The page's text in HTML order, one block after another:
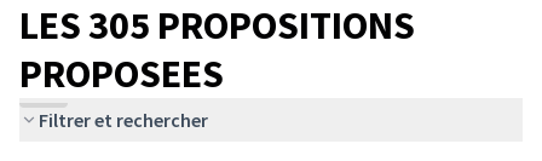
LES 305 PROPOSITIONS
PROPOSEES
Filtrer et rechercher